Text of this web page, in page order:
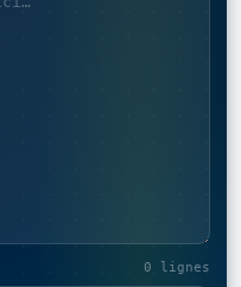
0 lignes